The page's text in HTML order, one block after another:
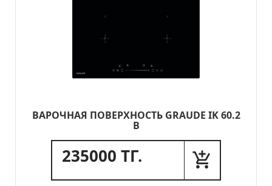
ВАРОЧНАЯ ПОВЕРХНОСТЬ GRAUDE IK 60.2
B
235000 ТГ.